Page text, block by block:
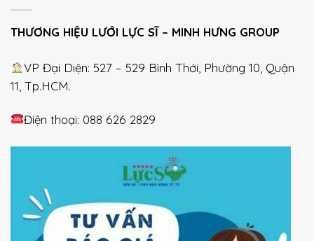
THƯƠNG HIỆU LƯỚI LỰC SĨ – MINH HƯNG GROUP
VP Đại Diện: 527 – 529 Bình Thới, Phường 10, Quận
11, Tp.HCM.
Điện thoại: 088 626 2829